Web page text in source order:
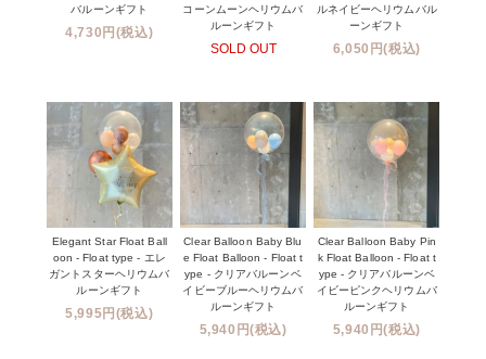
バルーンギフト
4,730円(税込)
コーンムーンヘリウムバ
ルーンギフト
SOLD OUT
ルネイビーヘリウムバル
ーンギフト
6,050円(税込)
Elegant Star Float Ball
oon - Float type - エレ
ガントスターヘリウムバ
ルーンギフト
5,995円(税込)
Clear Balloon Baby Blu
e Float Balloon - Float t
ype - クリアバルーンベ
イビーブルーヘリウムバ
ルーンギフト
5,940円(税込)
Clear Balloon Baby Pin
k Float Balloon - Float t
ype - クリアバルーンベ
イビーピンクヘリウムバ
ルーンギフト
5,940円(税込)